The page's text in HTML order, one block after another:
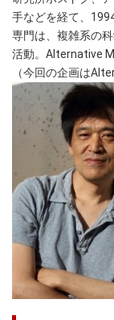
手などを経て、
専門は、複雑系の
活動。Alternative
（今回の企画は